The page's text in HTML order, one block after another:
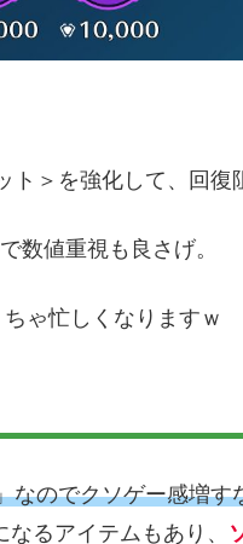
＞を強化して、回復
数値重視も良さげ。
ゃ忙しくなりますｗ
なのでクソゲー感増す
るアイテムもあり、